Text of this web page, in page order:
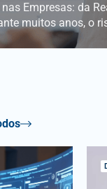
Empresas: da
muitos anos, o